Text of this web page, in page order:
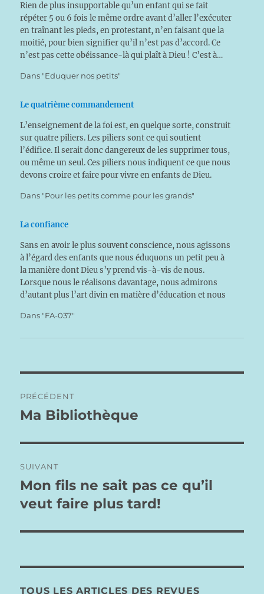
Rien de plus insupportable qu’un enfant qui se fait
répéter 5 ou 6 fois le même ordre avant d’aller l’exécuter
en traînant les pieds, en protestant, n’en faisant que la
moitié, pour bien signifier qu’il n’est pas d’accord. Ce
n’est pas cette obéissance-là qui plaît à Dieu ! C’est à…
Dans "Eduquer nos petits"
Le quatrième commandement
L’enseignement de la foi est, en quelque sorte, construit
sur quatre piliers. Les piliers sont ce qui soutient
l’édifice. Il serait donc dangereux de les supprimer tous,
ou même un seul. Ces piliers nous indiquent ce que nous
devons croire et faire pour vivre en enfants de Dieu.
Dans "Pour les petits comme pour les grands"
La confiance
Sans en avoir le plus souvent conscience, nous agissons
à l’égard des enfants que nous éduquons un petit peu à
la manière dont Dieu s’y prend vis-à-vis de nous.
Lorsque nous le réalisons davantage, nous admirons
d’autant plus l’art divin en matière d’éducation et nous
Dans "FA-037"
de
PRÉCÉDENT
Publication
Ma Bibliothèque
SUIVANT
Publication
suivante :
Mon fils ne sait pas ce qu’il
veut faire plus tard!
TOUS LES ARTICLES DES REVUES